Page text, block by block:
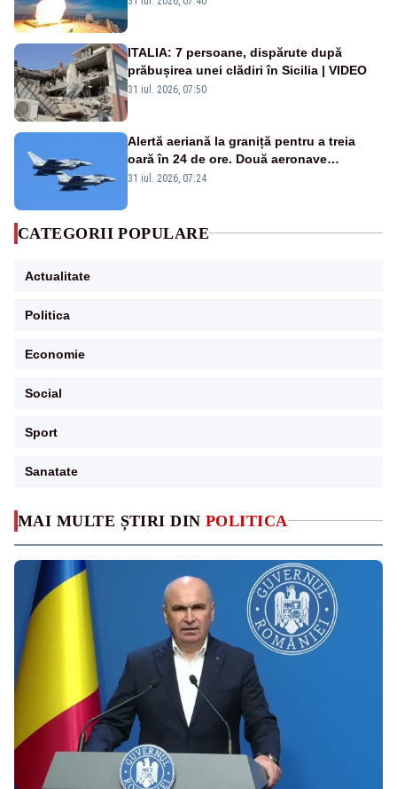
MAI MULTE ȘTIRI DIN POLITICA
ITALIA: 7 persoane, dispărute după
prăbușirea unei clădiri în Sicilia | VIDEO
31 iul. 2026, 07:50
Alertă aeriană la graniță pentru a treia
oară în 24 de ore. Două aeronave
Eurofighter britanice au fost ridicate de la
31 iul. 2026, 07:24
CATEGORII POPULARE
Actualitate
Politica
Economie
Social
Sport
Sanatate